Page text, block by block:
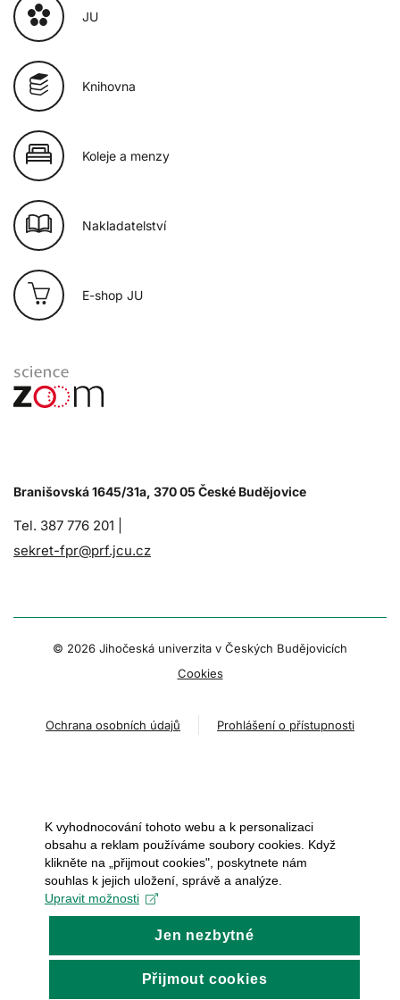
JU
Knihovna
Koleje a menzy
Nakladatelství
E-shop JU
Branišovská 1645/31a, 370 05 České Budějovice
Tel. 387 776 201 |
sekret-fpr@prf.jcu.cz
© 2026 Jihočeská univerzita v Českých Budějovicích
Cookies
Ochrana osobních údajů Prohlášení o přístupnosti
K vyhodnocování tohoto webu a k personalizaci
obsahu a reklam používáme soubory cookies. Když
klikněte na „přijmout cookies", poskytnete nám
souhlas k jejich uložení, správě a analýze.
Upravit možnosti
Jen nezbytné
Přijmout cookies